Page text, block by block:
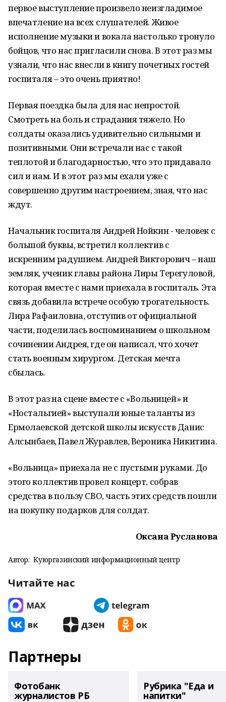
первое выступление произвело неизгладимое
впечатление на всех слушателей. Живое
исполнение музыки и вокала настолько тронуло
бойцов, что нас пригласили снова. В этот раз мы
узнали, что нас внесли в книгу почетных гостей
госпиталя – это очень приятно!
Первая поездка была для нас непростой.
Смотреть на боль и страдания тяжело. Но
солдаты оказались удивительно сильными и
позитивными. Они встречали нас с такой
теплотой и благодарностью, что это придавало
сил и нам. И в этот раз мы ехали уже с
совершенно другим настроением, зная, что нас
ждут.
Начальник госпиталя Андрей Нойкин - человек с
большой буквы, встретил коллектив с
искренним радушием. Андрей Викторович – наш
земляк, ученик главы района Лиры Терегуловой,
которая вместе с нами приехала в госпиталь. Эта
связь добавила встрече особую трогательность.
Лира Рафаиловна, отступив от официальной
части, поделилась воспоминанием о школьном
сочинении Андрея, где он написал, что хочет
стать военным хирургом. Детская мечта
сбылась.
В этот раз на сцене вместе с «Вольницей» и
«Ностальгией» выступали юные таланты из
Ермолаевской детской школы искусств Данис
Алсынбаев, Павел Журавлев, Вероника Никитина.
«Вольница» приехала не с пустыми руками. До
этого коллектив провел концерт, собрав
средства в пользу СВО, часть этих средств пошли
на покупку подарков для солдат.
Оксана Русланова
Автор: Куюргазинский информационный центр
Читайте нас
Партнеры
Фотобанк
журналистов РБ
Рубрика "Еда и
напитки"